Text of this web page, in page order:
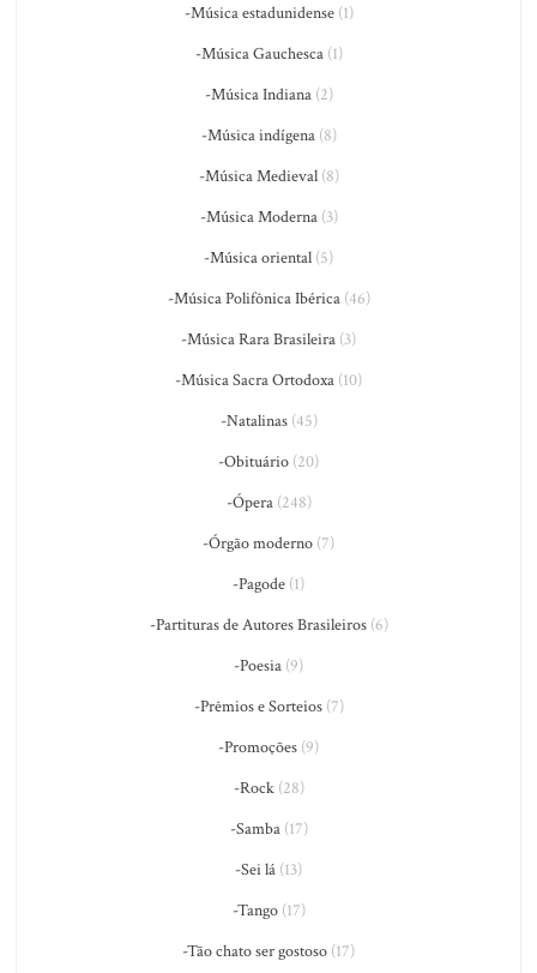
-Música estadunidense(1)
-Música Gauchesca(1)
-Música Indiana(2)
-Música indígena(8)
-Música Medieval(8)
-Música Moderna(3)
-Música oriental (5)
-Música Polifônica Ibérica(46)
-Música Rara Brasileira (3)
-Música Sacra Ortodoxa (10)
-Natalinas(45)
-Obituário (20)
-Ópera(248)
-Órgão moderno (7)
-Pagode (1)
-Partituras de Autores Brasileiros(6)
-Poesia (9)
-Prêmios e Sorteios(7)
-Promoções (9)
-Rock(28)
-Samba(17)
-Sei lá (13)
-Tango(17)
-Tão chato ser gostoso (17)